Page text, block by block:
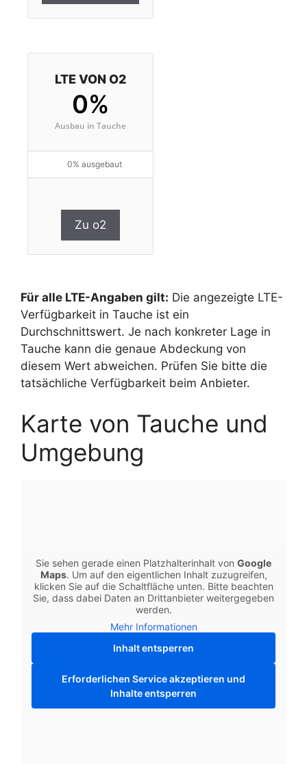
LTE VON O2
0%
Ausbau in Tauche
0% ausgebaut
Zu o2
Für alle LTE-Angaben gilt: Die angezeigte LTE-
Verfügbarkeit in Tauche ist ein
Durchschnittswert. Je nach konkreter Lage in
Tauche kann die genaue Abdeckung von
diesem Wert abweichen. Prüfen Sie bitte die
tatsächliche Verfügbarkeit beim Anbieter.
Karte von Tauche und
Umgebung
Sie sehen gerade einen Platzhalterinhalt von Google
Maps. Um auf den eigentlichen Inhalt zuzugreifen,
klicken Sie auf die Schaltfläche unten. Bitte beachten
Sie, dass dabei Daten an Drittanbieter weitergegeben
werden.
Mehr Informationen
Inhalt entsperren
Erforderlichen Service akzeptieren und
Inhalte entsperren